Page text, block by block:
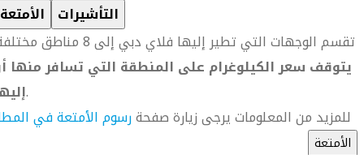
الأمتعة التأشيرات
تقسم الوجهات التي تطير إليها فلاي دبي إلى 8 مناطق مختلفة.
يتوقف سعر الكيلوغرام على المنطقة التي تسافر منها
.
للمزيد من المعلومات يرجى زيارة صفحةرسوم الأمتعة في
الأمتعة